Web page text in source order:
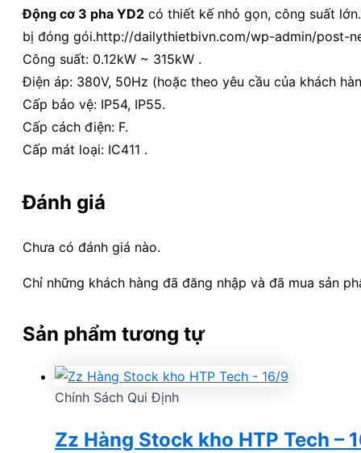
Động cơ 3 pha YD2 có thiết kế nhỏ gọn, công suất
bị đóng gói.http://dailythietbivn.com/wp-admin/post-
Công suất: 0.12kW ~ 315kW .
Điện áp: 380V, 50Hz (hoặc theo yêu cầu của khách
Cấp bảo vệ: IP54, IP55.
Cấp cách điện: F.
Cấp mát loại: IC411 .
Đánh giá
Chưa có đánh giá nào.
Chỉ những khách hàng đã đăng nhập và đã mua sản
Sản phẩm tương tự
Chính Sách Qui Định
Zz Hàng Stock kho HTP Tech –